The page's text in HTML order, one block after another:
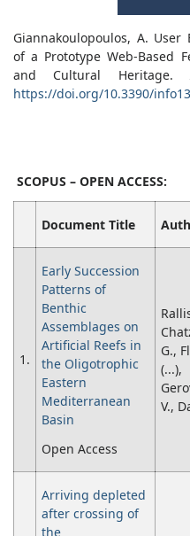
Giannakoulopoulos, A.
of a Prototype Web-Based
and Cultural Heritage.
https://doi.org/10.3390/
SCOPUS – OPEN ACCESS:
Document Title
1.
Early Succession
Patterns of
Benthic
Assemblages on
Artificial Reefs in
the Oligotrophic
Eastern
Mediterranean
Basin
Open Access
G.,
(...),
V.,
Arriving depleted
after crossing of
the